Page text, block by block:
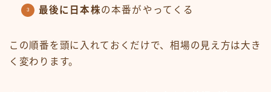
最後に日本株の本番がやってくる
この順番を頭に入れておくだけで、相場の見え方は大き
く変わります。